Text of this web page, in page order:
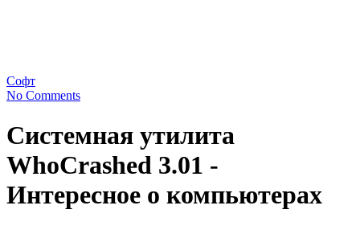
Софт
No Comments
Системная утилита
WhoCrashed 3.01 -
Интересное о компьютерах